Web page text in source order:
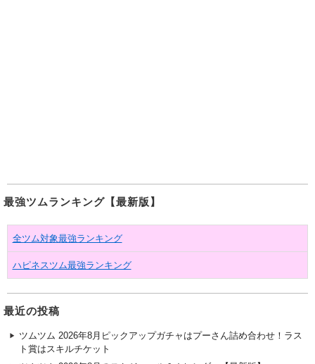
最強ツムランキング【最新版】
全ツム対象最強ランキング
ハピネスツム最強ランキング
最近の投稿
ツムツム 2026年8月ピックアップガチャはプーさん詰め合わせ！ラス
ト賞はスキルチケット